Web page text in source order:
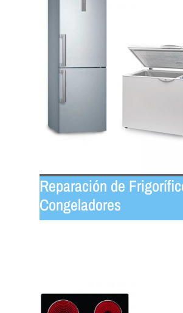
Reparación de
Congeladores